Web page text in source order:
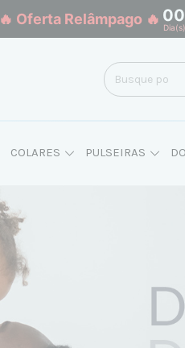
🔥 Oferta Relâmpago 🔥 00
Dia(s)
COLARES PULSEIRAS